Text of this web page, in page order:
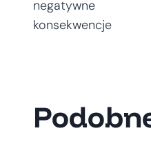
wpisu
negatywne
konsekwencje